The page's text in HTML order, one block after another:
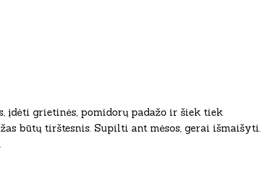
įdėti grietinės, pomidorų padažo ir šiek tiek
būtų tirštesnis. Supilti ant mėsos, gerai išmaišyti.